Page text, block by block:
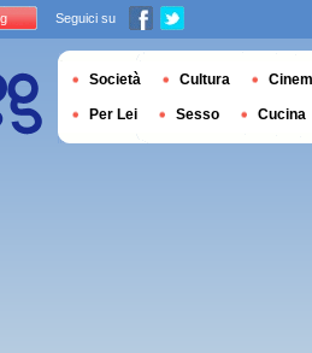
Seguici su
Società Cultura
Per Lei Sesso Cucina